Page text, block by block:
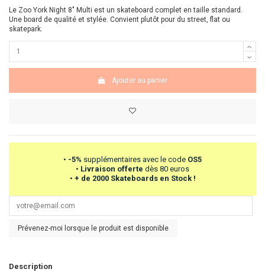
Le Zoo York Night 8" Multi est un skateboard complet en taille standard.
Une board de qualité et stylée. Convient plutôt pour du street, flat ou
skatepark.
Ajouter au panier
• -5% supplémentaires avec le code OS5
• Livraison offerte dès 80 euros
• + de 2000 Skateboards en Stock !
Prévenez-moi lorsque le produit est disponible
Description